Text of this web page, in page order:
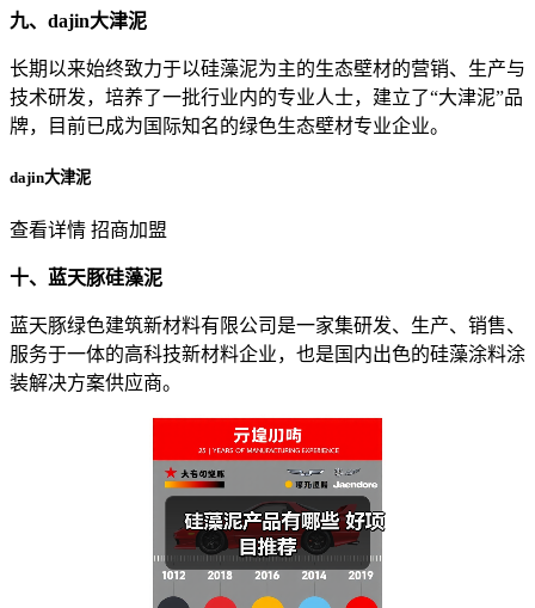
九、dajin大津泥
长期以来始终致力于以硅藻泥为主的生态壁材的营销、生产与
技术研发，培养了一批行业内的专业人士，建立了“大津泥”品
牌，目前已成为国际知名的绿色生态壁材专业企业。
dajin大津泥
查看详情 招商加盟
十、蓝天豚硅藻泥
蓝天豚绿色建筑新材料有限公司是一家集研发、生产、销售、
服务于一体的高科技新材料企业，也是国内出色的硅藻涂料涂
装解决方案供应商。